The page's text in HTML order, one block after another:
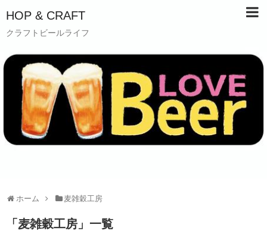
HOP & CRAFT
クラフトビールライフ
ホーム 麦雑穀工房
「 麦雑穀工房 」 一覧